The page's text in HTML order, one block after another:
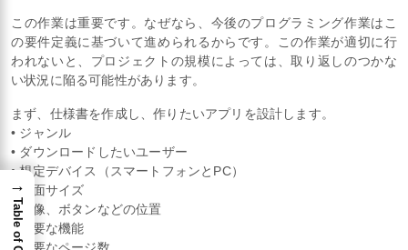
この作業は重要です。なぜなら、今後のプログラミング作業はこ
の要件定義に基づいて進められるからです。この作業が適切に行
われないと、プロジェクトの規模によっては、取り返しのつかな
い状況に陥る可能性があります。
まず、仕様書を作成し、作りたいアプリを設計します。
• ジャンル
• ダウンロードしたいユーザー
• 想定デバイス（スマートフォンとPC）
• 画面サイズ
• 画像、ボタンなどの位置
• 必要な機能
→